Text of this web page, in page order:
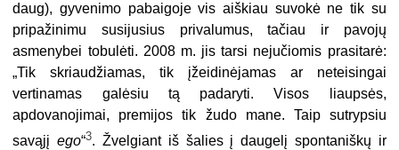
daug), gyvenimo pabaigoje vis aiškiau suvokė ne tik su
pripažinimu susijusius privalumus, tačiau ir pavojų
asmenybei tobulėti. 2008 m. jis tarsi nejučiomis prasitarė:
„Tik skriaudžiamas, tik įžeidinėjamas ar neteisingai
vertinamas galėsiu tą padaryti. Visos liaupsės,
apdovanojimai, premijos tik žudo mane. Taip sutrypsiu
savąjįego“3. Žvelgiant iš šalies į daugelį spontaniškų ir